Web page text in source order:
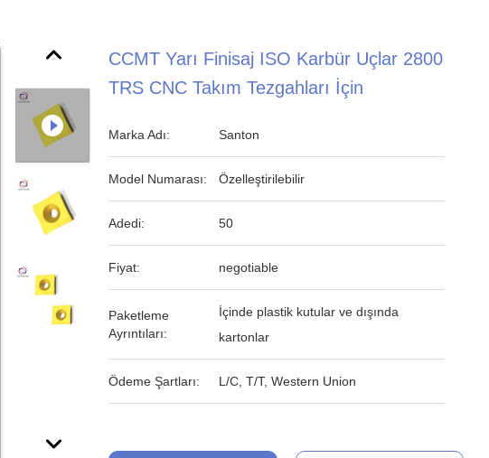
CCMT Yarı Finisaj ISO Karbür Uçlar 2800
TRS CNC Takım Tezgahları İçin
Marka Adı: Santon
Model Numarası: Özelleştirilebilir
Adedi: 50
Fiyat: negotiable
Paketleme
Ayrıntıları:
İçinde plastik kutular ve dışında
kartonlar
Ödeme Şartları: L/C, T/T, Western Union